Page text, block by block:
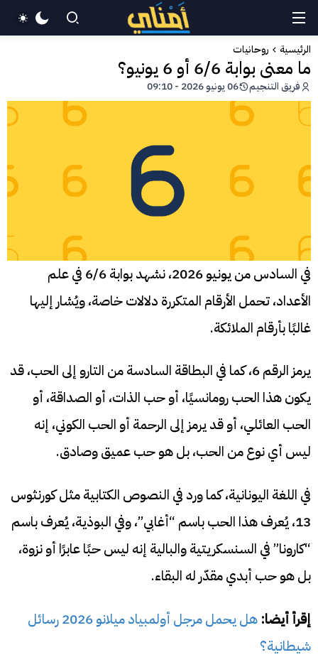
الرئيسية روحانيات
ما معنى بوابة 6/6 أو 6 يونيو؟
فريق التنجيم 06 يونيو 2026 - 09:10
في السادس من يونيو 2026، نشهد بوابة 6/6 في علم
الأعداد، تحمل الأرقام المتكررة دلالات خاصة، ويُشار إليها
غالبًا بأرقام الملائكة.
يرمز الرقم 6، كما في البطاقة السادسة من التارو إلى الحب، قد
يكون هذا الحب رومانسيًا، أو حب الذات، أو الصداقة، أو
الحب العائلي، أو قد يرمز إلى الرحمة أو الحب الكوني، إنه
ليس أي نوع من الحب، بل هو حب عميق وصادق.
في اللغة اليونانية، كما ورد في النصوص الكتابية مثل كورنثوس
13، يُعرف هذا الحب باسم “أغابي”، وفي البوذية، يُعرف باسم
“كارونا” في السنسكريتية والبالية إنه ليس حبًا عابرًا أو نزوة،
بل هو حب أبدي مقدّر له البقاء.
إقرأ أيضا:
هل يحمل مرجل أولمبياد ميلانو 2026 رسائل
شيطانية؟